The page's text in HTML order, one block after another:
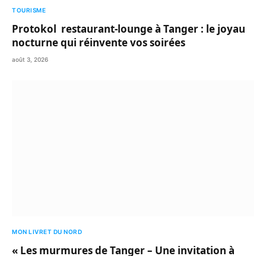
TOURISME
Protokol restaurant-lounge à Tanger : le joyau
nocturne qui réinvente vos soirées
août 3, 2026
MON LIVRET DU NORD
« Les murmures de Tanger – Une invitation à